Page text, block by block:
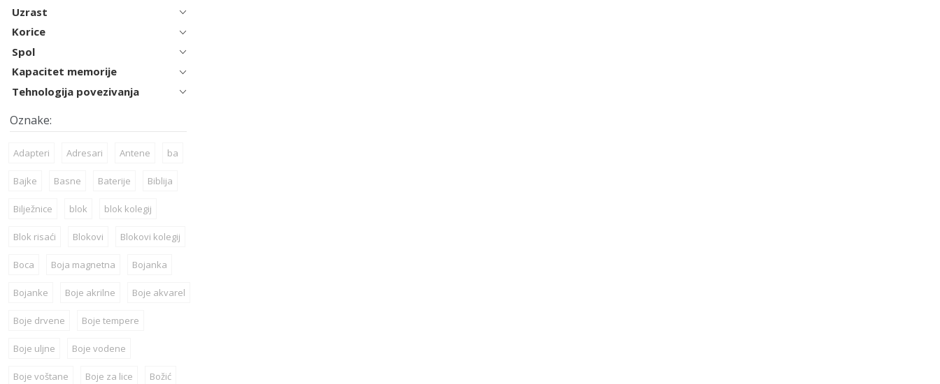
Uzrast
Korice
Spol
Kapacitet memorije
Tehnologija povezivanja
Adapteri Adresari Antene ba
Bajke Basne Baterije Biblija
Bilježnice blok blok kolegij
Blok risaći Blokovi Blokovi kolegij
Boca Boja magnetna Bojanka
Bojanke Boje akrilne Boje akvarel
Boje drvene Boje tempere
Boje uljne Boje vodene
Boje voštane Boje za lice Božić